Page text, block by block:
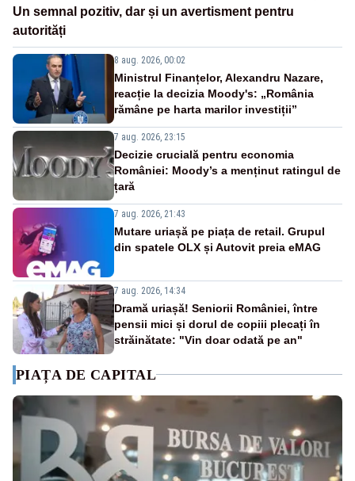
Un semnal pozitiv, dar și un avertisment pentru
autorități
8 aug. 2026, 00:02
Ministrul Finanțelor, Alexandru Nazare,
reacție la decizia Moody's: „România
rămâne pe harta marilor investiții”
7 aug. 2026, 23:15
Decizie crucială pentru economia
României: Moody’s a menținut ratingul de
țară
7 aug. 2026, 21:43
Mutare uriașă pe piața de retail. Grupul
din spatele OLX și Autovit preia eMAG
7 aug. 2026, 14:34
Dramă uriașă! Seniorii României, între
pensii mici și dorul de copiii plecați în
străinătate: "Vin doar odată pe an"
PIAȚA DE CAPITAL